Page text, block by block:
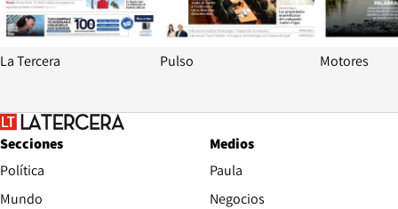
La Tercera Pulso Motores
Secciones
Política
Mundo
Medios
Paula
Negocios